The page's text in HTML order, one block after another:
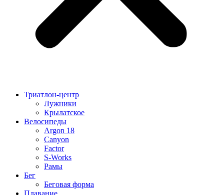
Триатлон-центр
Лужники
Крылатское
Велосипеды
Argon 18
Canyon
Factor
S-Works
Рамы
Бег
Беговая форма
Плавание